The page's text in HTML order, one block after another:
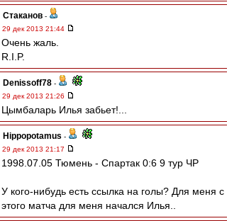
Cтаканов -
29 дек 2013 21:44
Очень жаль.
R.I.P.
Denissoff78 -
29 дек 2013 21:26
Цымбаларь Илья забьет!...
Hippopotamus -
29 дек 2013 21:17
1998.07.05 Тюмень - Спартак 0:6 9 тур ЧР
У кого-нибудь есть ссылка на голы? Для меня с
этого матча для меня начался Илья..